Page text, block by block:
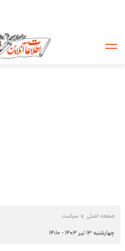
صفحه اصلی سیاست
چهارشنبه ۱۳ تیر ۱۴۰۳ - ۱۴:۱۰